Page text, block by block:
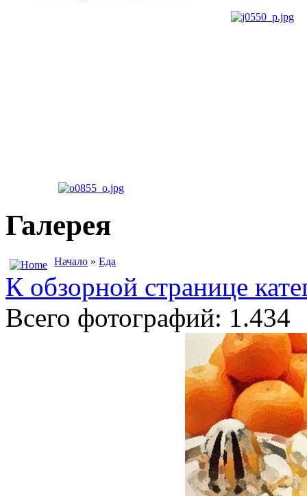
Галерея
Начало » Еда
К обзорной странице
Всего фотографий: 1.434